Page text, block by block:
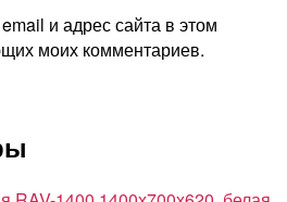
и адрес сайта в этом
моих комментариев.